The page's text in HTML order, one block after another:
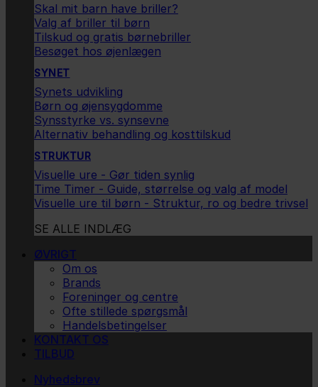
Skal mit barn have briller?
Valg af briller til børn
Tilskud og gratis børnebriller
Besøget hos øjenlægen
SYNET
Synets udvikling
Børn og øjensygdomme
Synsstyrke vs. synsevne
Alternativ behandling og kosttilskud
STRUKTUR
Visuelle ure - Gør tiden synlig
Time Timer - Guide, størrelse og valg af model
Visuelle ure til børn - Struktur, ro og bedre trivsel
SE ALLE INDLÆG
ØVRIGT
Om os
Brands
Foreninger og centre
Ofte stillede spørgsmål
Handelsbetingelser
KONTAKT OS
TILBUD
Nyhedsbrev